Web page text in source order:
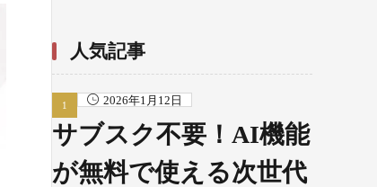
人気記事
2026年1月12日
サブスク不要！AI機能
が無料で使える次世代